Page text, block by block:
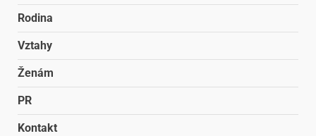
Rodina
Vztahy
Ženám
PR
Kontakt